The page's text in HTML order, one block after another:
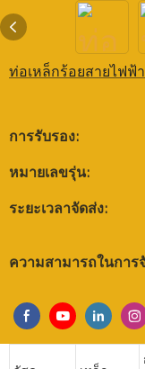
ท่อเหล็กร้อยสายไฟฟ้
การรับรอง:
หมายเลขรุ่น:
ระยะเวลาจัดส่ง:
ความสามารถในการ